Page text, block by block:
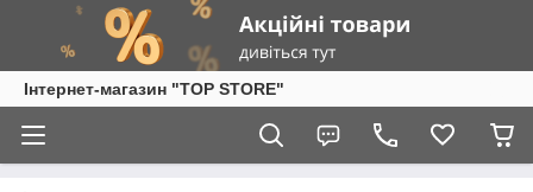
Інтернет-магазин "TOP STORE"